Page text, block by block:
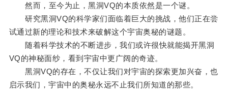
然而，至今为止，黑洞VQ的本质依然是一个谜。
研究黑洞VQ的科学家们面临着巨大的挑战，他们正在尝
试通过新的理论和技术来破解这个宇宙奥秘的谜题。
随着科学技术的不断进步，我们或许很快就能揭开黑洞
VQ的神秘面纱，看到宇宙中更广阔的奇迹。
黑洞VQ的存在，不仅让我们对宇宙的探索更加兴奋，也
启示我们，宇宙中的奥秘永远不止我们所知道的那些。